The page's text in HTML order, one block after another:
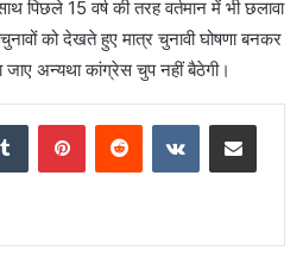
15 वर्ष की तरह वर्तमान में भी छलावा
को देखते हुए मात्र चुनावी घोषणा बनकर
जाए अन्यथा कांग्रेस चुप नहीं बैठेगी।
Tumblr PinterestReddit VKontakteShare via Email